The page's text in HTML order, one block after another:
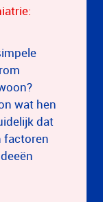
wat hen
dat
factoren